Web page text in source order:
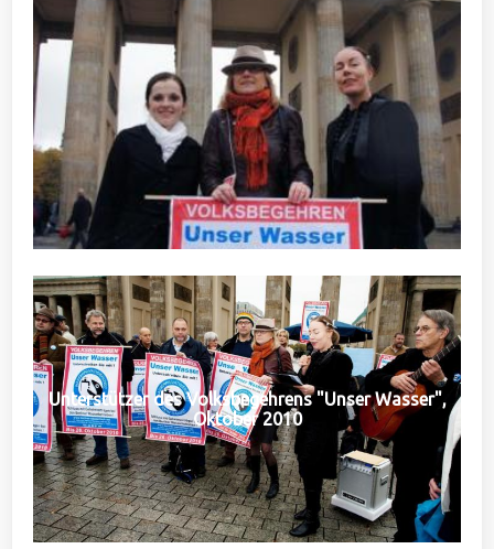
Unterstützer des Volksbegehrens "Unser Wasser",
Oktober 2010